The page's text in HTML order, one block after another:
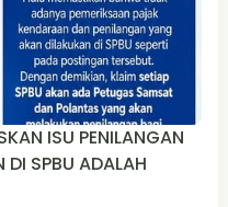
ISU PENILANGAN
DI SPBU ADALAH